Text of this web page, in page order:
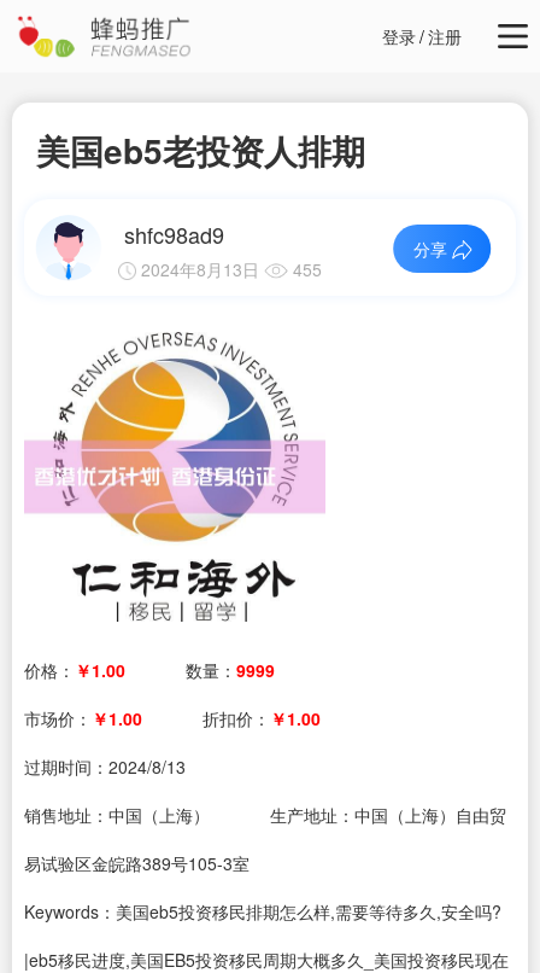
登录/注册
美国eb5老投资人排期
shfc98ad9
2024年8月13日 455
分享
价格： ￥1.00 数量： 9999
市场价： ￥1.00 折扣价： ￥1.00
过期时间： 2024/8/13
销售地址：中国（上海）
生产地址：中国（上海）自由贸
易试验区金皖路389号105-3室
Keywords：美国eb5投资移民排期怎么样,需要等待多久,安全吗?
|eb5移民进度,美国EB5投资移民周期大概多久_美国投资移民现在